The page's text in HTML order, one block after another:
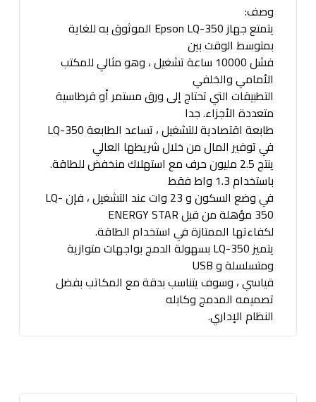
وصف:
يتمتع جهاز Epson LQ-350 الموثوق به للغاية
بمتوسط الوقت بين
فشل 10000 ساعة تشغيل ، وهو مثالي للمكتب
الأمامي والخلفي
التطبيقات التي تحتاج إلى ورق مستمر أو قرطاسية
متعددة الأجزاء. جدا
طابعة اقتصادية للتشغيل ، تساعد الطابعة LQ-350
في توفير المال من خلال شريطها العالي
ينتج 2.5 مليون حرف مع استهلاك منخفض للطاقة.
باستخدام 1.3 واط فقط
في وضع السكون و 23 وات عند التشغيل ، فإن LQ-
350 مؤهلة من قبل ENERGY STAR
لكفاءتها الممتازة في استخدام الطاقة.
يتميز LQ-350 بسهولة الدمج بواجهات متوازية
ومتسلسلة و USB
قياسي ، وسوف يتناسب بدقة مع المكاتب بفضل
تصميمه المدمج وكابله
النظام الإداري.